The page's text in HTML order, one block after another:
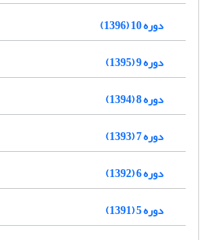
دوره 10 (1396)
دوره 9 (1395)
دوره 8 (1394)
دوره 7 (1393)
دوره 6 (1392)
دوره 5 (1391)